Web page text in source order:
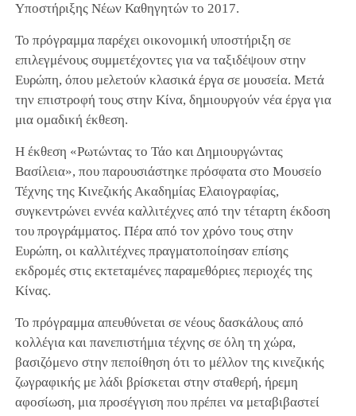
Υποστήριξης Νέων Καθηγητών το 2017.
Το πρόγραμμα παρέχει οικονομική υποστήριξη σε
επιλεγμένους συμμετέχοντες για να ταξιδέψουν στην
Ευρώπη, όπου μελετούν κλασικά έργα σε μουσεία. Μετά
την επιστροφή τους στην Κίνα, δημιουργούν νέα έργα για
μια ομαδική έκθεση.
Η έκθεση «Ρωτώντας το Τάο και Δημιουργώντας
Βασίλεια», που παρουσιάστηκε πρόσφατα στο Μουσείο
Τέχνης της Κινεζικής Ακαδημίας Ελαιογραφίας,
συγκεντρώνει εννέα καλλιτέχνες από την τέταρτη έκδοση
του προγράμματος. Πέρα από τον χρόνο τους στην
Ευρώπη, οι καλλιτέχνες πραγματοποίησαν επίσης
εκδρομές στις εκτεταμένες παραμεθόριες περιοχές της
Κίνας.
Το πρόγραμμα απευθύνεται σε νέους δασκάλους από
κολλέγια και πανεπιστήμια τέχνης σε όλη τη χώρα,
βασιζόμενο στην πεποίθηση ότι το μέλλον της κινεζικής
ζωγραφικής με λάδι βρίσκεται στην σταθερή, ήρεμη
αφοσίωση, μια προσέγγιση που πρέπει να μεταβιβαστεί